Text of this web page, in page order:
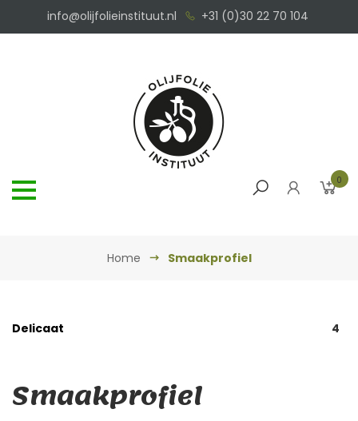
info@olijfolieinstituut.nl +31 (0)30 22 70 104
0
Home Smaakprofiel
Delicaat 4
Smaakprofiel